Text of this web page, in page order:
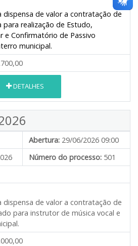
de valor a contratação de
para realização de Estudo,
e Confirmatório de Passivo
municipal.
DETALHES
Abertura: 29/06/2026 09:00
Número do processo: 501
de valor a contratação de
para instrutor de música vocal e